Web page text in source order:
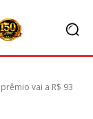
vai a R$ 93